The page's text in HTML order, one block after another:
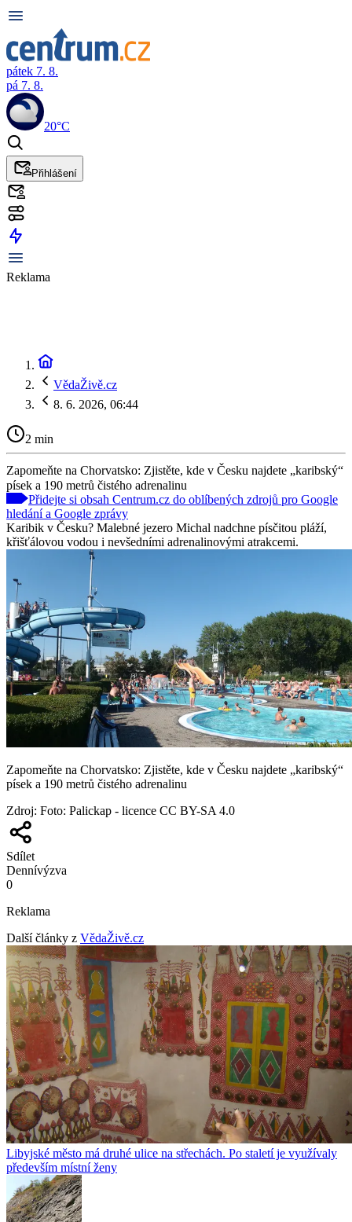
pátek 7. 8.
pá 7. 8.
20°C
Přihlášení
Reklama
VědaŽivě.cz
8. 6. 2026, 06:44
2 min
Zapomeňte na Chorvatsko: Zjistěte, kde v Česku najdete „karibský“
písek a 190 metrů čistého adrenalinu
Přidejte si obsah Centrum.cz do oblíbených zdrojů pro Google
hledání a Google zprávy
Karibik v Česku? Malebné jezero Michal nadchne písčitou pláží,
křišťálovou vodou i nevšedními adrenalinovými atrakcemi.
Zapomeňte na Chorvatsko: Zjistěte, kde v Česku najdete „karibský“
písek a 190 metrů čistého adrenalinu
Zdroj: Foto: Palickap - licence CC BY-SA 4.0
Sdílet
Dennívýzva
0
Reklama
Další články z VědaŽivě.cz
Libyjské město má druhé ulice na střechách. Po staletí je využívaly
především místní ženy